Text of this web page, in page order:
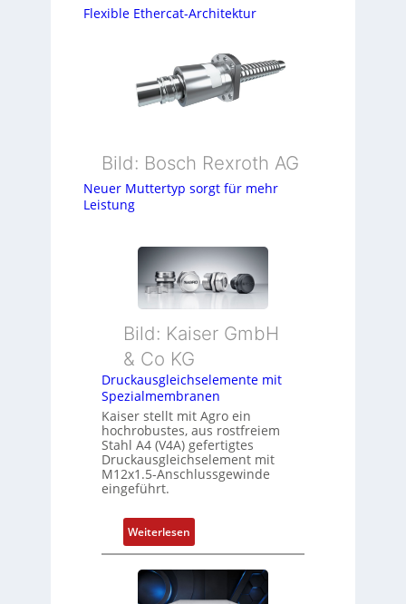
Flexible Ethercat-Architektur
Bild: Bosch Rexroth AG
Neuer Muttertyp sorgt für mehr
Leistung
Bild: Kaiser GmbH
& Co KG
Druckausgleichselemente mit
Spezialmembranen
Kaiser stellt mit Agro ein
hochrobustes, aus rostfreiem
Stahl A4 (V4A) gefertigtes
Druckausgleichselement mit
M12x1.5-Anschlussgewinde
eingeführt.
Weiterlesen:
D
r
u